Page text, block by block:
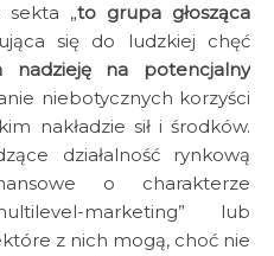
sekta „to grupa głosząca
się do ludzkiej chęć
nadzieję
na potencjalny
niebotycznych korzyści
nakładzie sił i środków.
działalność rynkową
o charakterze
marketing” lub
z nich mogą, choć nie